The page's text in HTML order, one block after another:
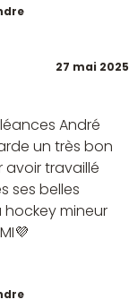
27 mai 2025
André
un très bon
avoir travaillé
ses belles
mineur